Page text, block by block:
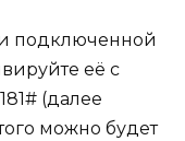
подключенной
её с
(далее
можно будет